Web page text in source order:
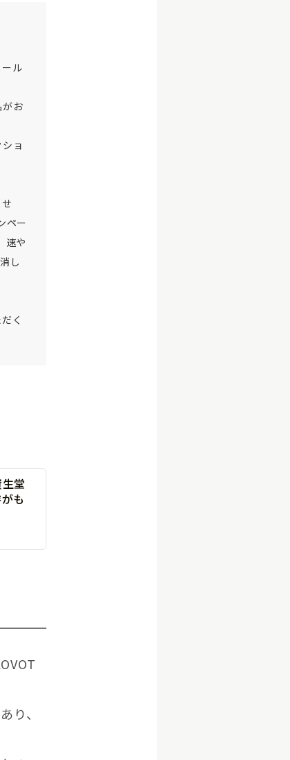
ル
お
ョ
ペー
速や
し
く
堂
も
り、